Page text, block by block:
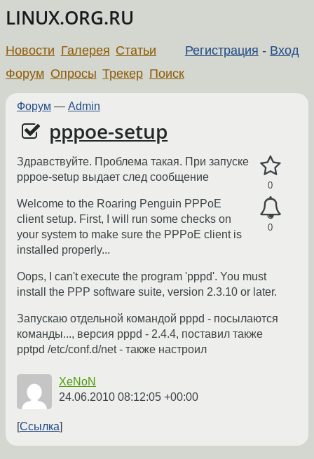
LINUX.ORG.RU
Регистрация - Вход
Новости Галерея Статьи
Форум Опросы Трекер Поиск
Форум — Admin
pppoe-setup
0
0
Здравствуйте. Проблема такая. При запуске
pppoe-setup выдает след сообщение
Welcome to the Roaring Penguin PPPoE
client setup. First, I will run some checks on
your system to make sure the PPPoE client is
installed properly...
Oops, I can't execute the program 'pppd'. You must
install the PPP software suite, version 2.3.10 or later.
Запускаю отдельной командой pppd - посылаются
команды..., версия pppd - 2.4.4, поставил также
pptpd /etc/conf.d/net - также настроил
XeNoN
24.06.2010 08:12:05 +00:00
Ссылка